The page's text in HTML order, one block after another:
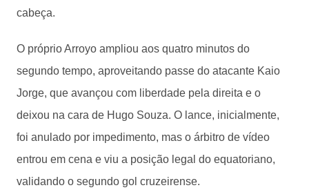
cabeça.
O próprio Arroyo ampliou aos quatro minutos do
segundo tempo, aproveitando passe do atacante Kaio
Jorge, que avançou com liberdade pela direita e o
deixou na cara de Hugo Souza. O lance, inicialmente,
foi anulado por impedimento, mas o árbitro de vídeo
entrou em cena e viu a posição legal do equatoriano,
validando o segundo gol cruzeirense.